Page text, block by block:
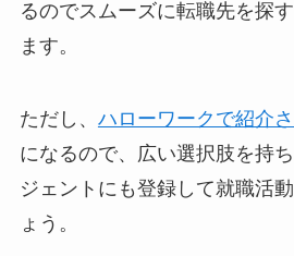
るのでスムーズに転職先を探
ます。
ただし、 ハローワークで紹介
になるので、広い選択肢を持
ジェントにも登録して就職活
ょう。